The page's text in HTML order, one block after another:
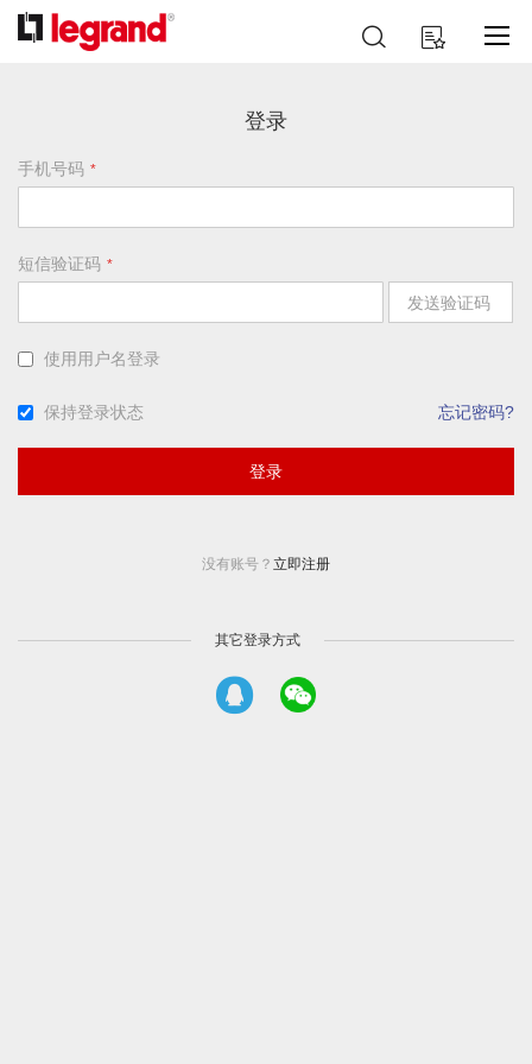
跳
到
我的购物车
索
登录
手机号码
短信验证码
发送验证码
使用用户名登录
保持登录状态 忘记密码?
登录
没有账号？ 立即注册
其它登录方式